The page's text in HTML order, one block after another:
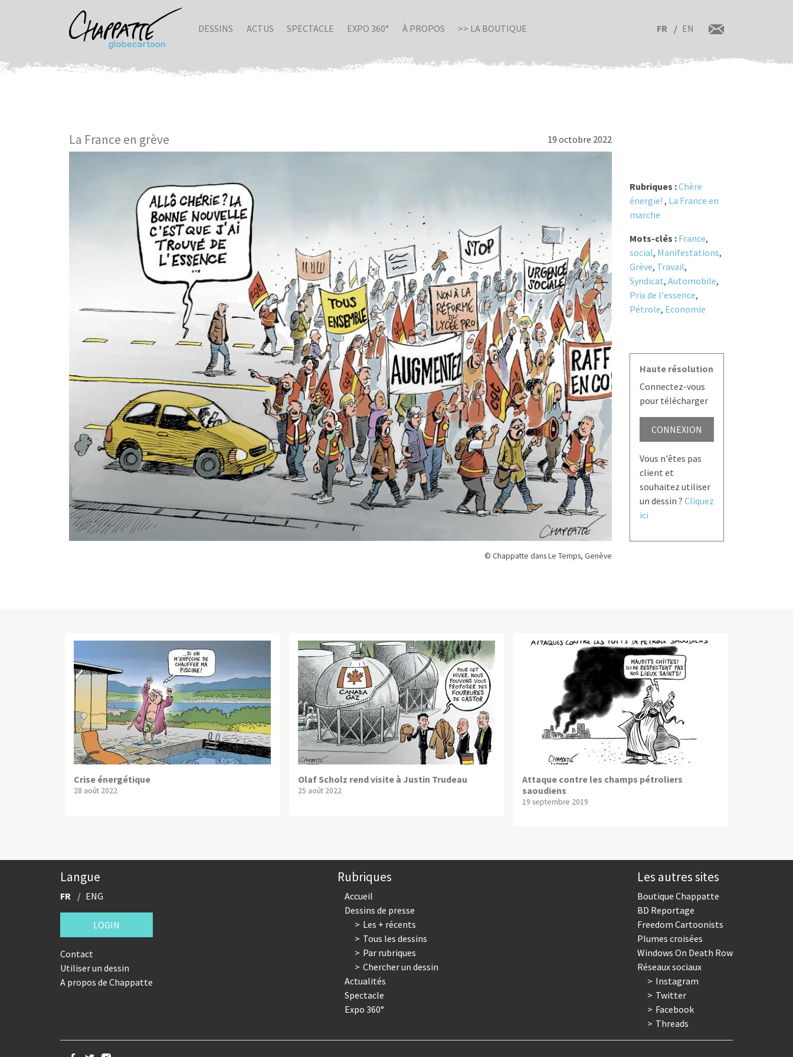
DESSINS ACTUS SPECTACLE EXPO 360° À PROPOS >> LA BOUTIQUE FR EN
La France en grève 19 octobre 2022
© Chappatte dans Le Temps, Genève
Rubriques :Chère
énergie! , La France en
marche
Mots-clés : France,
social, Manifestations,
Grève, Travail,
Syndicat, Automobile,
Prix de l'essence,
Pétrole, Economie
Haute résolution
Connectez-vous
pour télécharger
CONNEXION
Vous n'êtes pas
client et
souhaitez utiliser
un dessin ? Cliquez
ici
Crise énergétique
28 août 2022
Olaf Scholz rend visite à Justin Trudeau
25 août 2022
Attaque contre les champs pétroliers
saoudiens
19 septembre 2019
Langue
FR ENG
LOGIN
Contact
Utiliser un dessin
A propos de Chappatte
Rubriques
Accueil
Dessins de presse
Les + récents
Tous les dessins
Par rubriques
Chercher un dessin
Actualités
Spectacle
Expo 360°
Les autres sites
Boutique Chappatte
BD Reportage
Freedom Cartoonists
Plumes croisées
Windows On Death Row
Réseaux sociaux
Instagram
Twitter
Facebook
Threads